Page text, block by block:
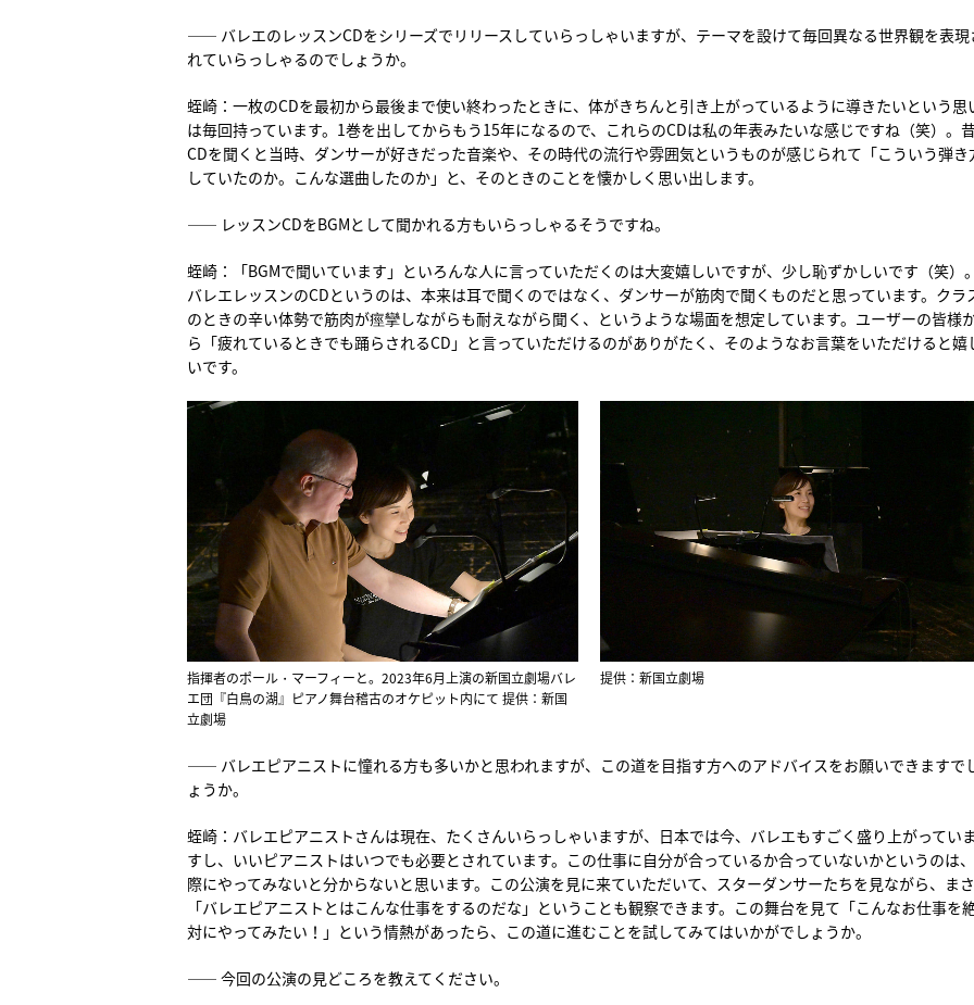
―― バレエのレッスンCDをシリーズでリリースしていらっしゃいますが、テーマを設けて毎回異なる世界観を表現
れていらっしゃるのでしょうか。
蛭崎：一枚のCDを最初から最後まで使い終わったときに、体がきちんと引き上がっているように導きたいという思
は毎回持っています。1巻を出してからもう15年になるので、これらのCDは私の年表みたいな感じですね（笑）。
CDを聞くと当時、ダンサーが好きだった音楽や、その時代の流行や雰囲気というものが感じられて「こういう弾き
していたのか。こんな選曲したのか」と、そのときのことを懐かしく思い出します。
―― レッスンCDをBGMとして聞かれる方もいらっしゃるそうですね。
蛭崎：「BGMで聞いています」といろんな人に言っていただくのは大変嬉しいですが、少し恥ずかしいです（笑）。
バレエレッスンのCDというのは、本来は耳で聞くのではなく、ダンサーが筋肉で聞くものだと思っています。クラ
のときの辛い体勢で筋肉が痙攣しながらも耐えながら聞く、というような場面を想定しています。ユーザーの皆様
ら「疲れているときでも踊らされるCD」と言っていただけるのがありがたく、そのようなお言葉をいただけると嬉
いです。
指揮者のポール・マーフィーと。2023年6月上演の新国立劇場バレ
エ団『白鳥の湖』ピアノ舞台稽古のオケピット内にて 提供：新国
立劇場
提供：新国立劇場
―― バレエピアニストに憧れる方も多いかと思われますが、この道を目指す方へのアドバイスをお願いできますで
ょうか。
蛭崎：バレエピアニストさんは現在、たくさんいらっしゃいますが、日本では今、バレエもすごく盛り上がっていま
すし、いいピアニストはいつでも必要とされています。この仕事に自分が合っているか合っていないかというのは
際にやってみないと分からないと思います。この公演を見に来ていただいて、スターダンサーたちを見ながら、ま
「バレエピアニストとはこんな仕事をするのだな」ということも観察できます。この舞台を見て「こんなお仕事を
対にやってみたい！」という情熱があったら、この道に進むことを試してみてはいかがでしょうか。
―― 今回の公演の見どころを教えてください。